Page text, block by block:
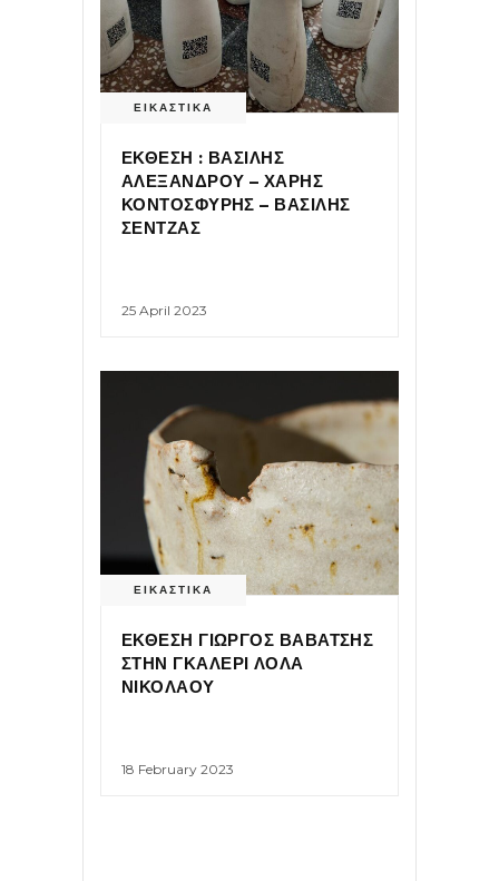
ΕΙΚΑΣΤΙΚΑ
ΕΚΘΕΣΗ : ΒΑΣΙΛΗΣ
ΑΛΕΞΑΝΔΡΟΥ – ΧΑΡΗΣ
ΚΟΝΤΟΣΦΥΡΗΣ – ΒΑΣΙΛΗΣ
ΣΕΝΤΖΑΣ
25 April 2023
ΕΙΚΑΣΤΙΚΑ
ΕΚΘΕΣΗ ΓΙΩΡΓΟΣ ΒΑΒΑΤΣΗΣ
ΣΤΗΝ ΓΚΑΛΕΡΙ ΛΟΛΑ
ΝΙΚΟΛΑΟΥ
18 February 2023